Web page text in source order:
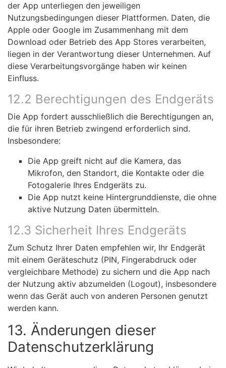
der App unterliegen den jeweiligen
Nutzungsbedingungen dieser Plattformen. Daten, die
Apple oder Google im Zusammenhang mit dem
Download oder Betrieb des App Stores verarbeiten,
liegen in der Verantwortung dieser Unternehmen. Auf
diese Verarbeitungsvorgänge haben wir keinen
Einfluss.
12.2 Berechtigungen des Endgeräts
Die App fordert ausschließlich die Berechtigungen an,
die für ihren Betrieb zwingend erforderlich sind.
Insbesondere:
Die App greift nicht auf die Kamera, das
Mikrofon, den Standort, die Kontakte oder die
Fotogalerie Ihres Endgeräts zu.
Die App nutzt keine Hintergrunddienste, die ohne
aktive Nutzung Daten übermitteln.
12.3 Sicherheit Ihres Endgeräts
Zum Schutz Ihrer Daten empfehlen wir, Ihr Endgerät
mit einem Geräteschutz (PIN, Fingerabdruck oder
vergleichbare Methode) zu sichern und die App nach
der Nutzung aktiv abzumelden (Logout), insbesondere
wenn das Gerät auch von anderen Personen genutzt
werden kann.
13. Änderungen dieser
Datenschutzerklärung